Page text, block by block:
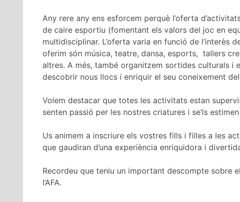
Any rere any ens esforcem perquè l’oferta
de caire esportiu (fomentant els valors del joc en
multidisciplinar. L’oferta varia en funció de l’interès
oferim són música, teatre, dansa, esports, tallers
altres. A més, també organitzem sortides culturals i
descobrir nous llocs i enriquir el seu coneixement
Volem destacar que totes les activitats estan
senten passió per les nostres criatures i se’ls
Us animem a inscriure els vostres fills i filles a les
que gaudiran d’una experiència enriquidora i
Recordeu que teniu un important descompte sobre
l’AFA.